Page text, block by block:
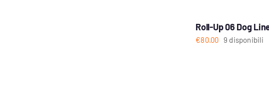
Roll-Up 06 Dog
€80.00 9 disponibili